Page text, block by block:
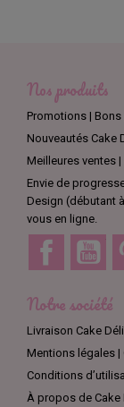
Nos produits
Promotions |
Nouveautés Cake
Meilleures ventes
Envie de
Design (débutant
vous en ligne.
Facebook
Notre société
Livraison Cake
Mentions légales |
Conditions
À propos de